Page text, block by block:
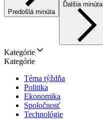
Predošlá minúta
Ďalšia minúta
Kategórie
Kategórie
Téma týždňa
Politika
Ekonomika
Spoločnosť
Technológie